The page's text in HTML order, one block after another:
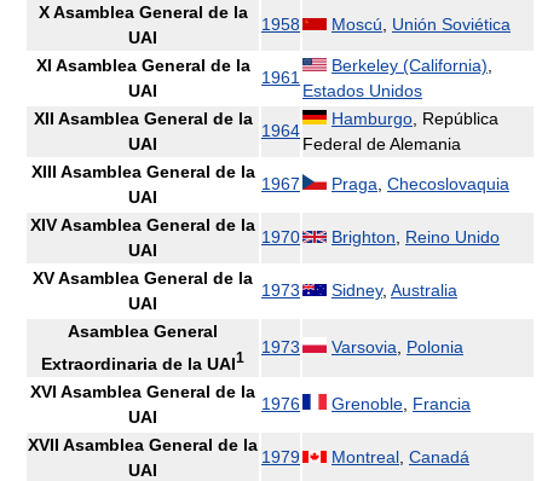
X Asamblea General de la
UAI
1958 Moscú Unión Soviética
XI Asamblea General de la
UAI
1961
Berkeley (California)
Estados Unidos
XII Asamblea General de la
UAI
1964
Hamburgo , República
Federal de Alemania
XIII Asamblea General de la
UAI
1967 Praga Checoslovaquia
XIV Asamblea General de la
UAI
1970 Brighton Reino Unido
XV Asamblea General de la
UAI
1973 Sidney, Australia
Asamblea General
Extraordinaria de la UAI1
1973 Varsovia Polonia
XVI Asamblea General de la
UAI
1976 Grenoble Francia
XVII Asamblea General de la
UAI
1979 Montreal Canadá